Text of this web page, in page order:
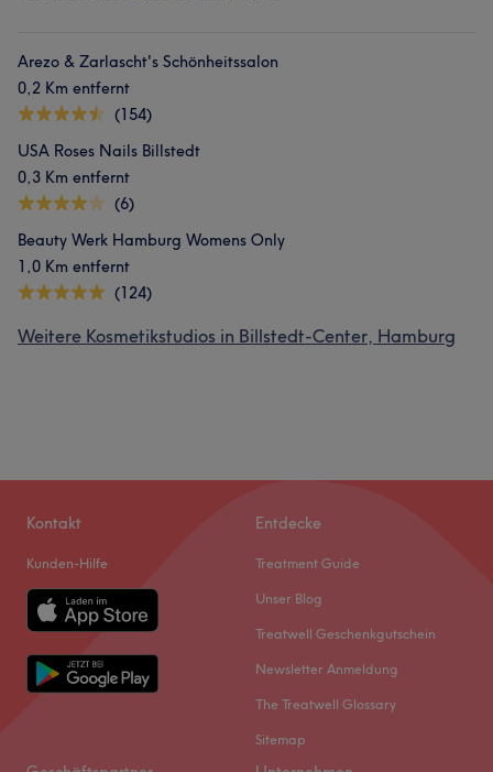
Arezo & Zarlascht's Schönheitssalon
0,2 Km entfernt
(154)
USA Roses Nails Billstedt
0,3 Km entfernt
(6)
Beauty Werk Hamburg Womens Only
1,0 Km entfernt
(124)
Weitere Kosmetikstudios in Billstedt-Center, Hamburg
Kontakt
Kunden-Hilfe
Entdecke
Treatment Guide
Unser Blog
Treatwell Geschenkgutschein
Newsletter Anmeldung
The Treatwell Glossary
Sitemap